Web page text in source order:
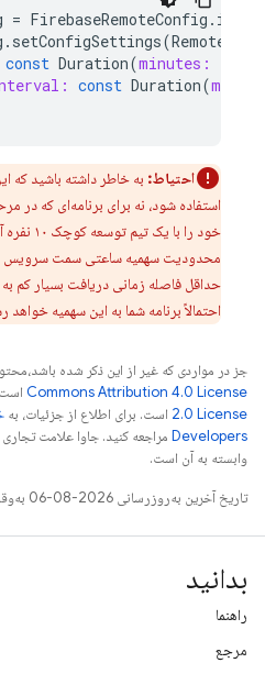
= FirebaseRemoteConfig .
. setConfigSettings(
const Duration(minutes:
const Duration(
احتیاط: به خاطر داشته باشید که
استفاده شود، نه برای برنامه‌ای که در
خود را
محدودیت سهمیه ساعتی سمت سرویس
حداقل فاصله زمانی دریافت بسیار کم به
احتمالاً برنامه شما به این سهمیه خواهد
جز در مواردی که غیر از این ذکر شده
Commons Attribution 4.0 License
2.0 License است. برای اطلاع از جزئیات، به
Developers‏
وابسته به آن است.
تاریخ آخرین به‌روزرسانی 2026-08-06 به‌وقت ساعت هماهنگ جهانی.
بدانید
راهنما
مرجع